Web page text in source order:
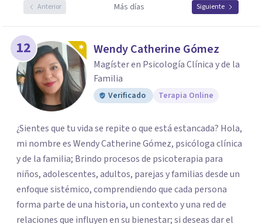
Anterior Más días Siguiente
12 Wendy Catherine Gómez
Magíster en Psicología Clínica y de la
Familia
Verificado Terapia Online
¿Sientes que tu vida se repite o que está estancada? Hola,
mi nombre es Wendy Catherine Gómez, psicóloga clínica
y de la familia; Brindo procesos de psicoterapia para
niños, adolescentes, adultos, parejas y familias desde un
enfoque sistémico, comprendiendo que cada persona
forma parte de una historia, un contexto y una red de
relaciones que influyen en su bienestar; si deseas dar el